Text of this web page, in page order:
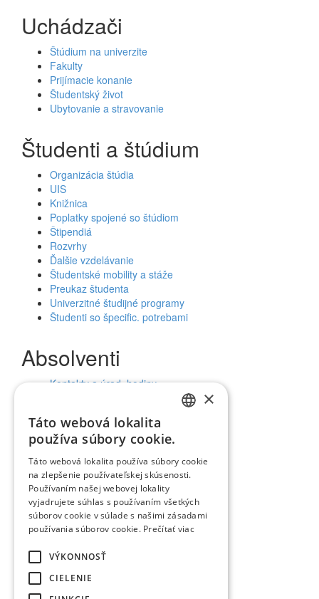
Uchádzači
Štúdium na univerzite
Fakulty
Prijímacie konanie
Študentský život
Ubytovanie a stravovanie
Študenti a štúdium
Organizácia štúdia
UIS
Knižnica
Poplatky spojené so štúdiom
Štipendiá
Rozvrhy
Ďalšie vzdelávanie
Študentské mobility a stáže
Preukaz študenta
Univerzitné študijné programy
Študenti so špecific. potrebami
Absolventi
Kontakty a úrad. hodiny
Verejnosť a médiá
Kalendár udalostí
Univerzitný magazín
Zverejňovanie údajov
Aktuality a oznamy
Ochrana osobných údajov (GDPR)
Vyhlásenie o prístupnosti
Vyhľadávanie
Youtube
×
Táto webová lokalita
používa súbory cookie.
Táto webová lokalita používa súbory cookie
na zlepšenie používateľskej skúsenosti.
Používaním našej webovej lokality
vyjadrujete súhlas s používaním všetkých
súborov cookie v súlade s našimi zásadami
používania súborov cookie. Prečítať viac
VÝKONNOSŤ
CIELENIE